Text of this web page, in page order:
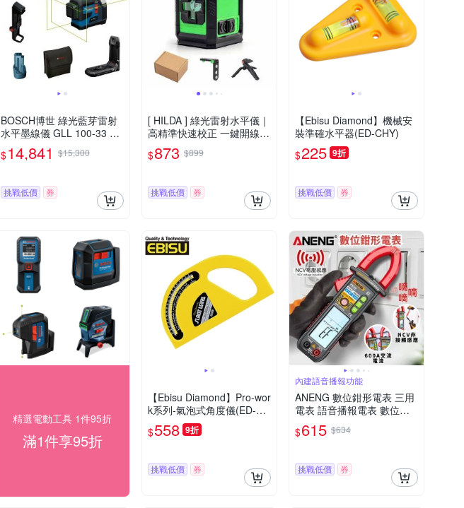
BOSCH博世 綠光藍芽雷射
水平墨線儀 GLL 100-33 C
$14,841 $15,300
挑戰低價 券
[ HILDA ] 綠光雷射水平儀｜
高精準快速校正 一鍵開線更
省時 四顆強磁 可直接吸附
在金屬表面 LS-298
$873 $899
挑戰低價 券
【Ebisu Diamond】機械安
裝準確水平器(ED-CHY)
$225 9折
挑戰低價 券
精選電動工具 1件95折
滿1件享95折
【Ebisu Diamond】Pro-wor
k系列-氣泡式角度儀(ED-20
PSLY)
$558 9折
挑戰低價 券
內建語音播報功能
ANENG 數位鉗形電表 三用
電表 語音播報電表 數位電
表 電子式萬用表
$615 $634
挑戰低價 券